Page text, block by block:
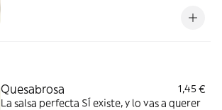
Quesabrosa
1,45 €
La salsa perfecta SÍ existe, y lo vas a querer